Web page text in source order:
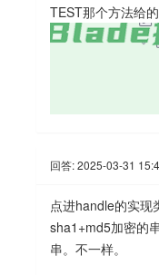
TEST那个方法给
回答:2025-03-31
点进handle的实现
sha1+md5加密的
串。不一样。